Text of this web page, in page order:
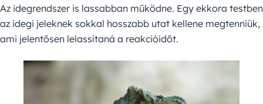
Az idegrendszer is lassabban működne. Egy ekkora testben
az idegi jeleknek sokkal hosszabb utat kellene megtenniük,
ami jelentősen lelassítaná a reakcióidőt.